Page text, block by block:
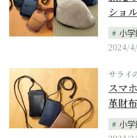
ショ
小
2024/
サライ
スマ
革財
小